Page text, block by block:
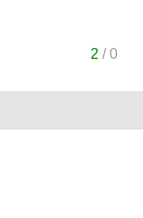
2 /0